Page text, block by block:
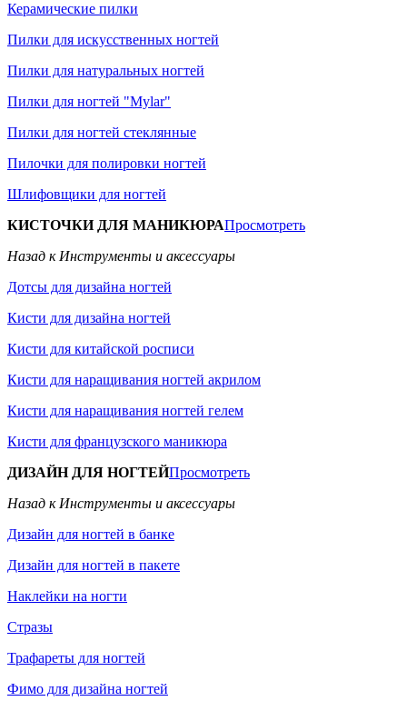
Керамические пилки
Пилки для искусственных ногтей
Пилки для натуральных ногтей
Пилки для ногтей "Mylar"
Пилки для ногтей стеклянные
Пилочки для полировки ногтей
Шлифовщики для ногтей
КИСТОЧКИ ДЛЯ МАНИКЮРАПросмотреть
Назад к Инструменты и аксессуары
Дотсы для дизайна ногтей
Кисти для дизайна ногтей
Кисти для китайской росписи
Кисти для наращивания ногтей акрилом
Кисти для наращивания ногтей гелем
Кисти для французского маникюра
ДИЗАЙН ДЛЯ НОГТЕЙПросмотреть
Назад к Инструменты и аксессуары
Дизайн для ногтей в банке
Дизайн для ногтей в пакете
Наклейки на ногти
Стразы
Трафареты для ногтей
Фимо для дизайна ногтей